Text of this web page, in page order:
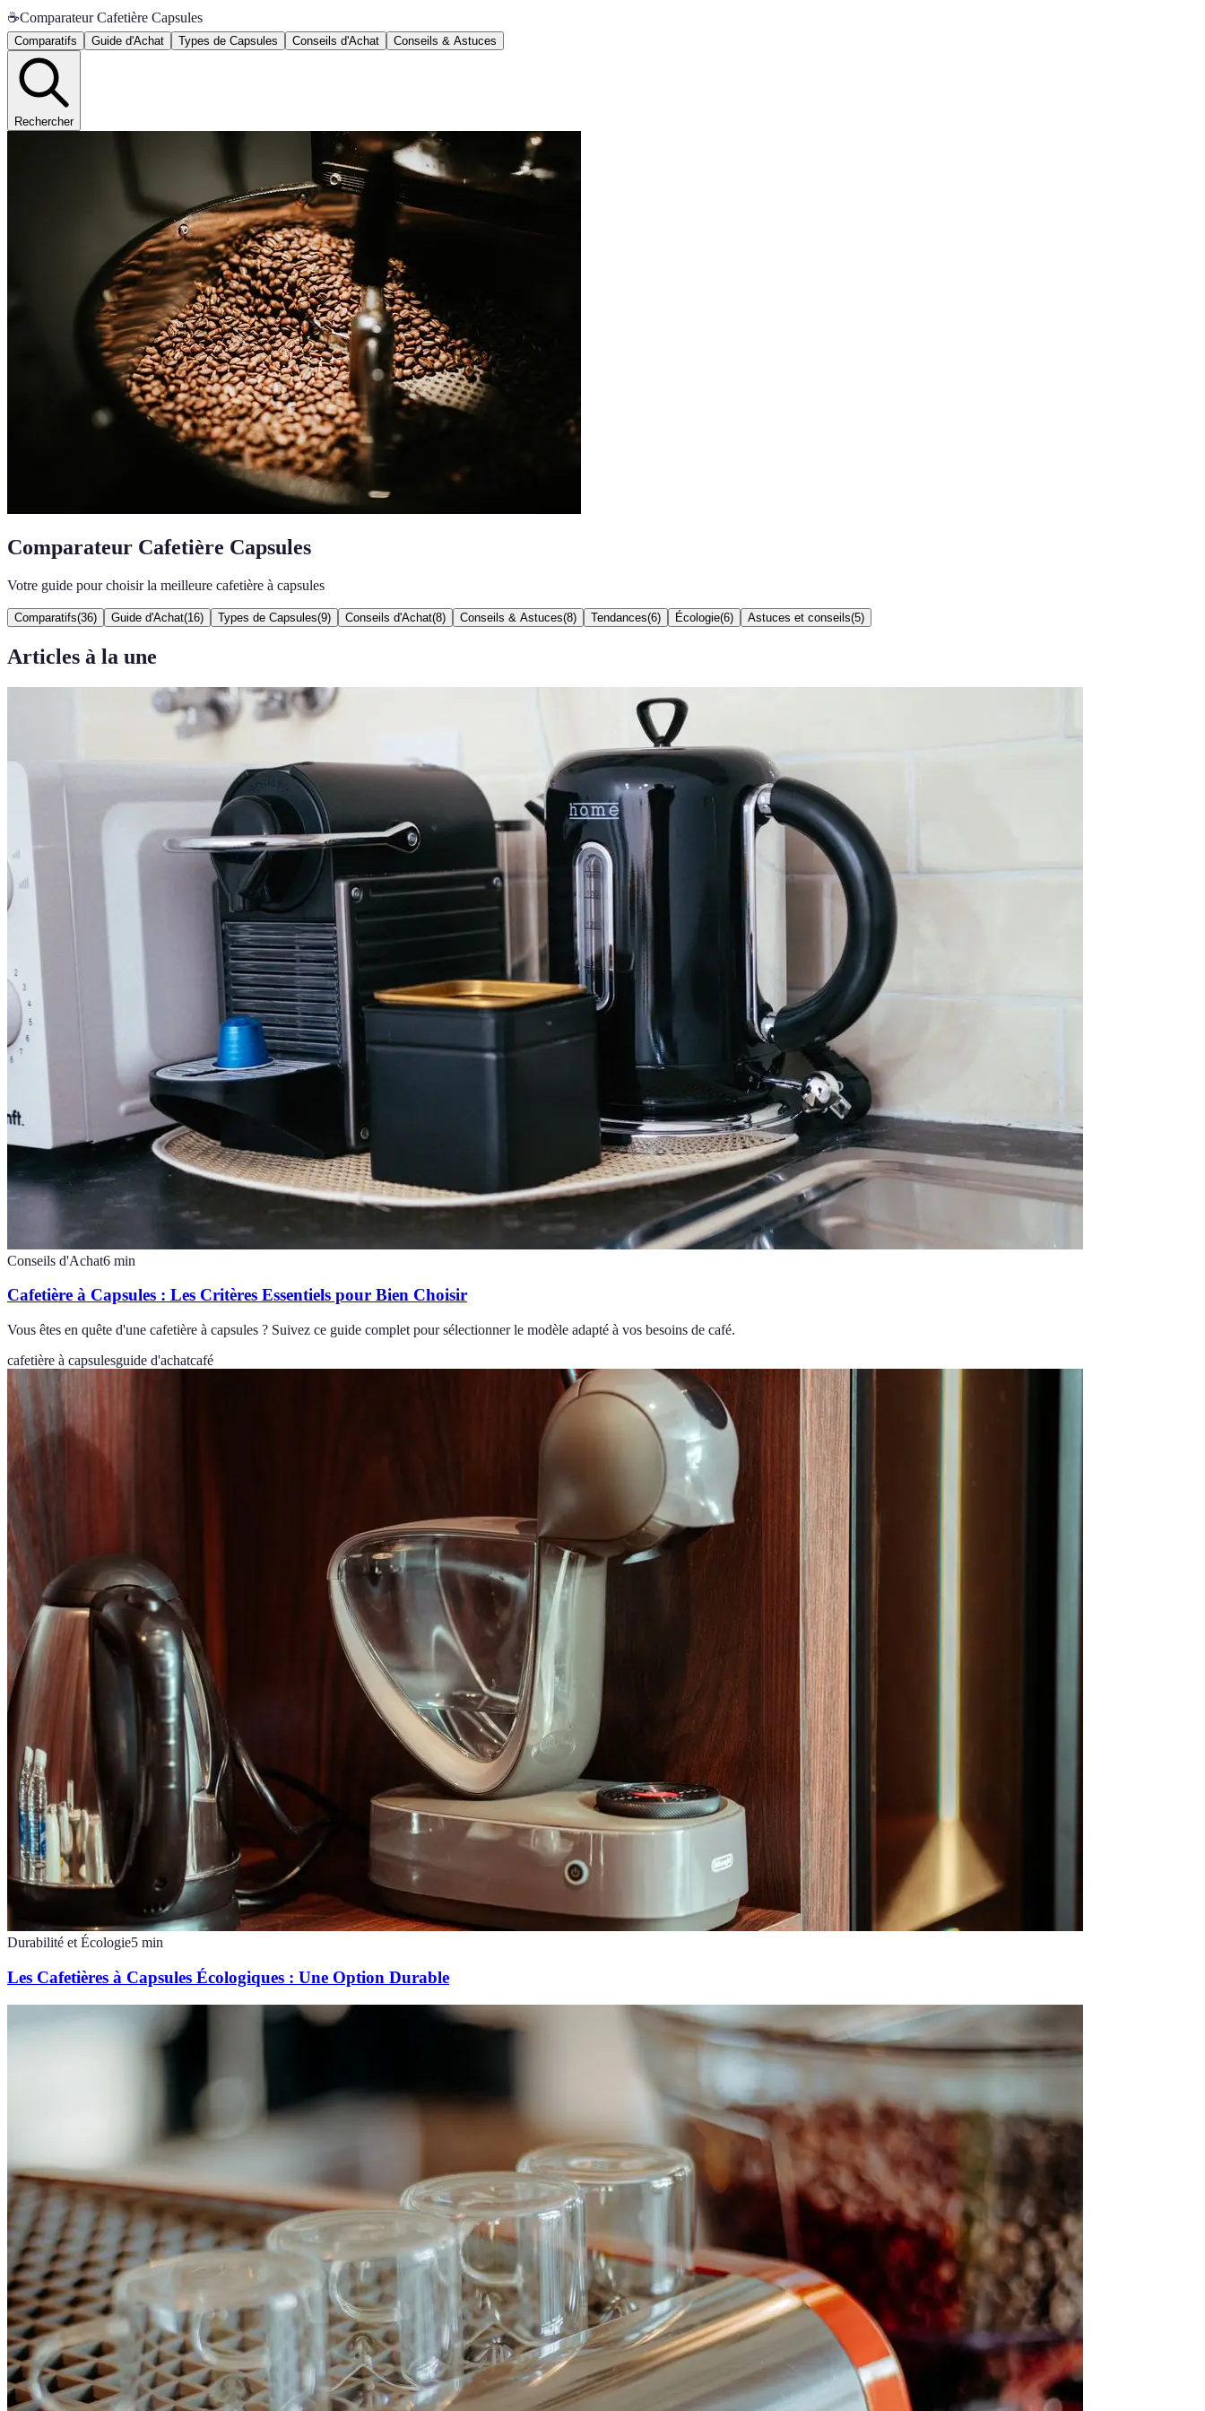
☕Comparateur Cafetière Capsules
Comparatifs Guide d'Achat Types de Capsules Conseils d'Achat Conseils & Astuces
Rechercher
Comparateur Cafetière Capsules
Votre guide pour choisir la meilleure cafetière à capsules
Comparatifs(36) Guide d'Achat(16) Types de Capsules(9) Conseils d'Achat(8) Conseils & Astuces(8) Tendances(6) Écologie(6) Astuces et conseils(5)
Articles à la une
Conseils d'Achat6 min
Cafetière à Capsules : Les Critères Essentiels pour Bien Choisir
Vous êtes en quête d'une cafetière à capsules ? Suivez ce guide complet pour sélectionner le modèle adapté à vos besoins de café.
cafetière à capsulesguide d'achatcafé
Durabilité et Écologie5 min
Les Cafetières à Capsules Écologiques : Une Option Durable